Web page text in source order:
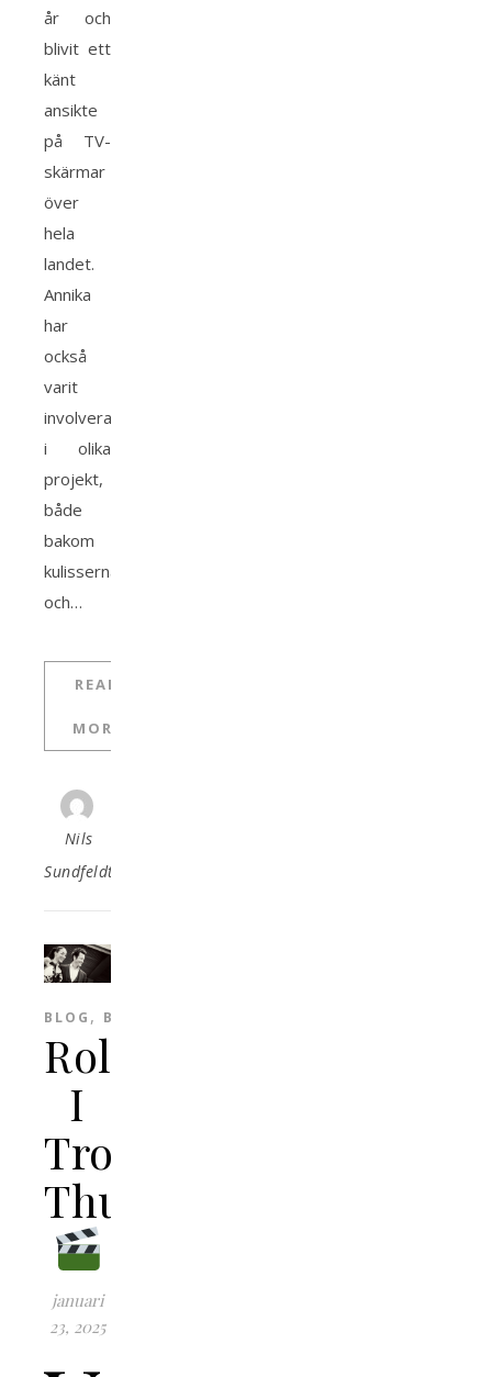
år och
blivit ett
känt
ansikte
på TV-
skärmar
över
hela
landet.
Annika
har
också
varit
involverad
i olika
projekt,
både
bakom
kulisserna
och…
READ
MORE
Nils
Sundfeldt
BLOG , BLOGG
Rollistan
I
Tropic
Thunder
januari
23, 2025